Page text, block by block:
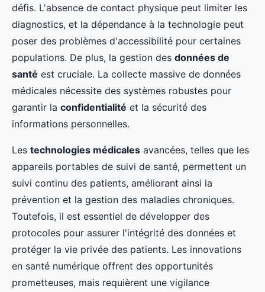
défis. L'absence de contact physique peut limiter les
diagnostics, et la dépendance à la technologie peut
poser des problèmes d'accessibilité pour certaines
populations. De plus, la gestion des données de
santé est cruciale. La collecte massive de données
médicales nécessite des systèmes robustes pour
garantir la confidentialité et la sécurité des
informations personnelles.
Les technologies médicales avancées, telles que les
appareils portables de suivi de santé, permettent un
suivi continu des patients, améliorant ainsi la
prévention et la gestion des maladies chroniques.
Toutefois, il est essentiel de développer des
protocoles pour assurer l'intégrité des données et
protéger la vie privée des patients. Les innovations
en santé numérique offrent des opportunités
prometteuses, mais requièrent une vigilance